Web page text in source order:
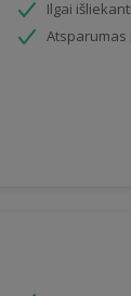
Ilgai
Atsparumas